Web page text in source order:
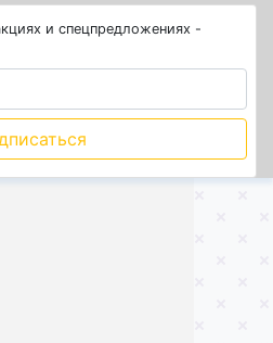
и спецпредложениях -